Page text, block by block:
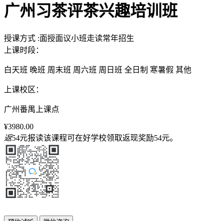
广州习茶评茶兴趣培训班
授课方式 :面授面议小班走读常年招生
上课时段：
白天班 晚班 周末班 周六班 周日班 全日制 寒暑假 其他
上课校区：
广州番禺上课点
¥3980.00
返54元报读该课程可在好学校领取返现奖励54元。